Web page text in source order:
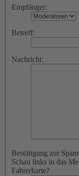
Empfänger:
Betreff:
Nachricht:
Bestätigung zur
Schau links in das
Fahrerkarte?